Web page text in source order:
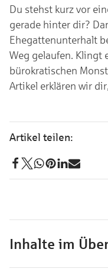
Du stehst kurz vor
gerade hinter dir?
Ehegattenunterhalt
Weg gelaufen. Klingt
bürokratischen
Artikel erklären wir
Inhalte im